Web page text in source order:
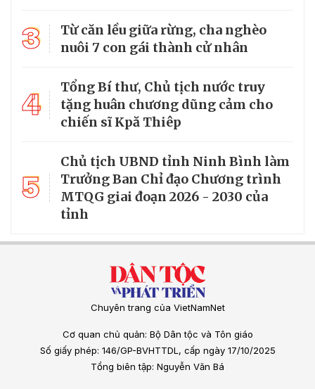
3
Từ căn lều giữa rừng, cha nghèo
nuôi 7 con gái thành cử nhân
4
Tổng Bí thư, Chủ tịch nước truy
tặng huân chương dũng cảm cho
chiến sĩ Kpă Thiêp
5
Chủ tịch UBND tỉnh Ninh Bình làm
Trưởng Ban Chỉ đạo Chương trình
MTQG giai đoạn 2026 - 2030 của
tỉnh
Chuyên trang của VietNamNet
Cơ quan chủ quản: Bộ Dân tộc và Tôn giáo
Số giấy phép: 146/GP-BVHTTDL, cấp ngày 17/10/2025
Tổng biên tập: Nguyễn Văn Bá